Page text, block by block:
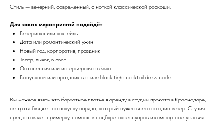
Стиль — вечерний, современный, с ноткой классической роскоши.
Для каких мероприятий подойдёт
Вечеринка или коктейль
Дата или романтический ужин
Новый год, корпоратив, праздник
Театр, выход в свет
Фотосессия или интерьерная съёмка
Выпускной или праздник в стиле black tie/с cocktail dress code
Вы можете взять это бархатное платье в аренду в студии проката в Краснодаре,
не тратя бюджет на покупку наряда, который нужен всего на один вечер. Студия
предоставляет примерку, помощь в подборе аксессуаров и комфортные условия